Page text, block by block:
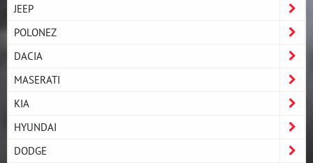
JEEP
POLONEZ
DACIA
MASERATI
KIA
HYUNDAI
DODGE